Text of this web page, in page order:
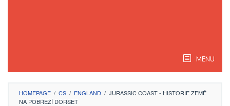
MENU
HOMEPAGE / CS / ENGLAND / JURASSIC COAST - HISTORIE ZEMĚ
NA POBŘEŽÍ DORSET